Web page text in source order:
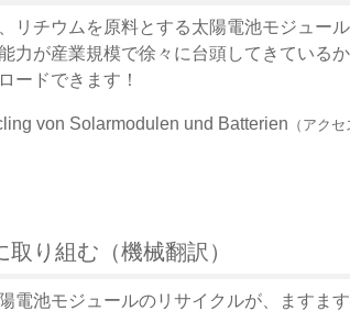
リチウムを原料とする太陽電池モジュー
力が産業規模で徐々に台頭してきている
ードできます！
von Solarmodulen und Batterien （アク
り組む（機械翻訳）
電池モジュールのリサイクルが、ますま